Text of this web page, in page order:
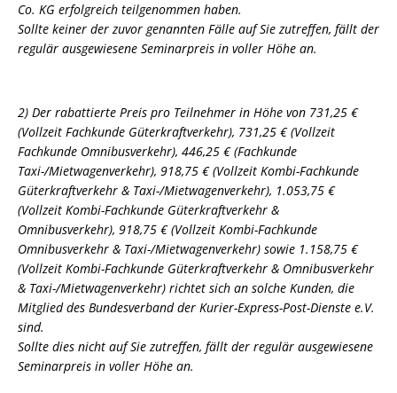
Co. KG erfolgreich teilgenommen haben.
Sollte keiner der zuvor genannten Fälle auf Sie zutreffen, fällt der
regulär ausgewiesene Seminarpreis in voller Höhe an.
2) Der rabattierte Preis pro Teilnehmer in Höhe von 731,25 €
(Vollzeit Fachkunde Güterkraftverkehr), 731,25 € (Vollzeit
Fachkunde Omnibusverkehr), 446,25 € (Fachkunde
Taxi-/Mietwagenverkehr), 918,75 € (Vollzeit Kombi-Fachkunde
Güterkraftverkehr & Taxi-/Mietwagenverkehr), 1.053,75 €
(Vollzeit Kombi-Fachkunde Güterkraftverkehr &
Omnibusverkehr), 918,75 € (Vollzeit Kombi-Fachkunde
Omnibusverkehr & Taxi-/Mietwagenverkehr) sowie 1.158,75 €
(Vollzeit Kombi-Fachkunde Güterkraftverkehr & Omnibusverkehr
& Taxi-/Mietwagenverkehr) richtet sich an solche Kunden, die
Mitglied des Bundesverband der Kurier-Express-Post-Dienste e.V.
sind.
Sollte dies nicht auf Sie zutreffen, fällt der regulär ausgewiesene
Seminarpreis in voller Höhe an.